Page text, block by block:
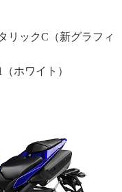
リックC（新グラフィ
ホワイト）